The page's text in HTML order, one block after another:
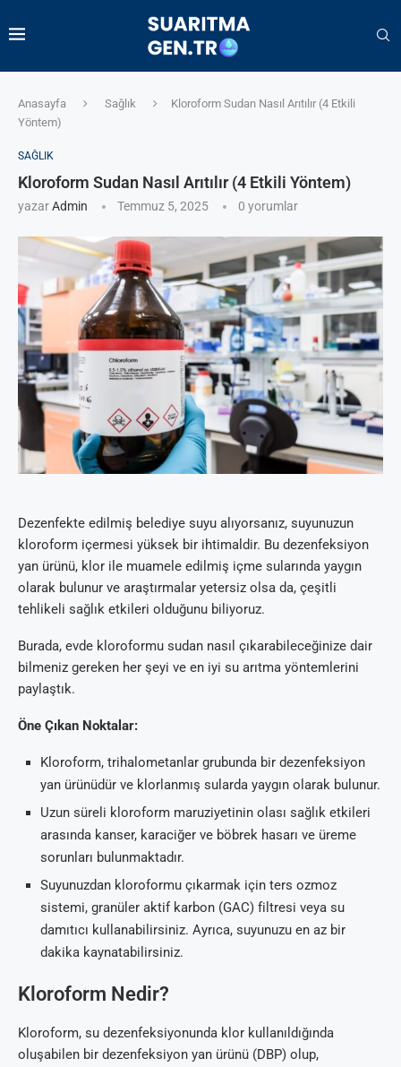
Anasayfa Sağlık
Kloroform Sudan Nasıl Arıtılır (4 Etkili
Yöntem)
SAĞLIK
Kloroform Sudan Nasıl Arıtılır (4 Etkili Yöntem)
yazarAdmin Temmuz 5, 2025 0 yorumlar
Dezenfekte edilmiş belediye suyu alıyorsanız, suyunuzun
kloroform içermesi yüksek bir ihtimaldir. Bu dezenfeksiyon
yan ürünü, klor ile muamele edilmiş içme sularında yaygın
olarak bulunur ve araştırmalar yetersiz olsa da, çeşitli
tehlikeli sağlık etkileri olduğunu biliyoruz.
Burada, evde kloroformu sudan nasıl çıkarabileceğinize dair
bilmeniz gereken her şeyi ve en iyi su arıtma yöntemlerini
paylaştık.
Öne Çıkan Noktalar:
Kloroform, trihalometanlar grubunda bir dezenfeksiyon
yan ürünüdür ve klorlanmış sularda yaygın olarak bulunur.
Uzun süreli kloroform maruziyetinin olası sağlık etkileri
arasında kanser, karaciğer ve böbrek hasarı ve üreme
sorunları bulunmaktadır.
Suyunuzdan kloroformu çıkarmak için ters ozmoz
sistemi, granüler aktif karbon (GAC) filtresi veya su
damıtıcı kullanabilirsiniz. Ayrıca, suyunuzu en az bir
dakika kaynatabilirsiniz.
Kloroform Nedir?
Kloroform, su dezenfeksiyonunda klor kullanıldığında
oluşabilen bir dezenfeksiyon yan ürünü (DBP) olup,